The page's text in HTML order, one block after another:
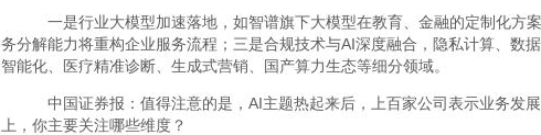
一是行业大模型加速落地，如智谱旗下大模型在教育、金融的定制化方
务分解能力将重构企业服务流程；三是合规技术与AI深度融合，隐私计算、数
智能化、医疗精准诊断、生成式营销、国产算力生态等细分领域。
中国证券报：值得注意的是，AI主题热起来后，上百家公司表示业务发
上，你主要关注哪些维度？